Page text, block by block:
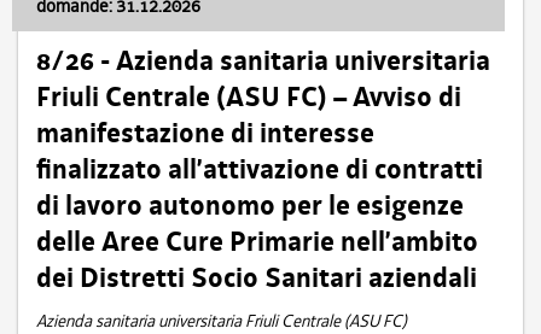
domande: 31.12.2026
8/26 - Azienda sanitaria universitaria
Friuli Centrale (ASU FC) – Avviso di
manifestazione di interesse
finalizzato all’attivazione di contratti
di lavoro autonomo per le esigenze
delle Aree Cure Primarie nell’ambito
dei Distretti Socio Sanitari aziendali
Azienda sanitaria universitaria Friuli Centrale (ASU FC)